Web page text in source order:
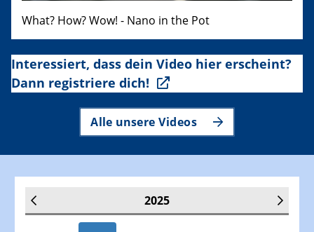
What? How? Wow! - Nano in the Pot
Interessiert, dass dein Video hier erscheint?
Dann registriere dich!
Alle unsere Videos
2025